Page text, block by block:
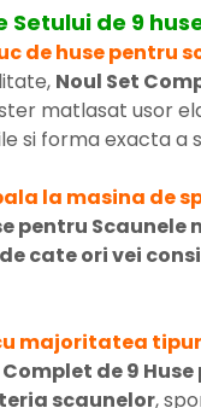
de 9
de huse pentru
Noul Set
matlasat usor
si forma exacta a
la masina de
pentru Scaunele
cate ori vei
majoritatea
Complet de 9
scaunelor,